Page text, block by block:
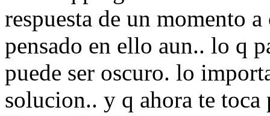
respuesta de un momento
pensado en ello aun.. lo q
puede ser oscuro. lo
solucion.. y q ahora te